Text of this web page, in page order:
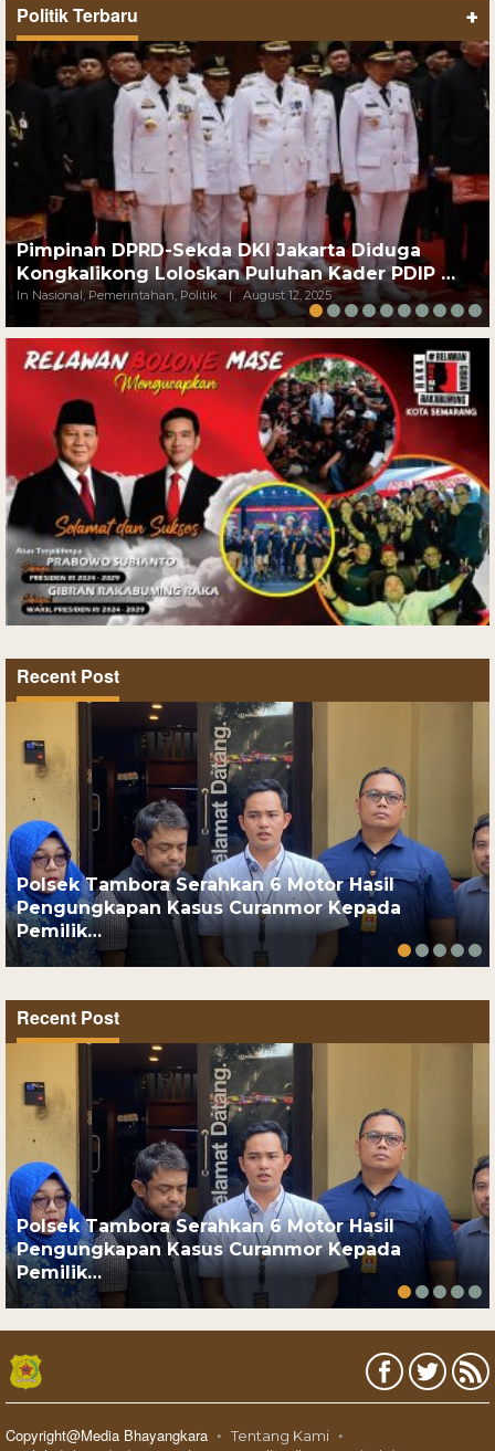
Politik Terbaru +
Pimpinan DPRD-Sekda DKI Jakarta Diduga
Kongkalikong Loloskan Puluhan Kader PDIP …
In Nasional, Pemerintahan, Politik | August 12, 2025
Recent Post
Polsek Tambora Serahkan 6 Motor Hasil
Pengungkapan Kasus Curanmor Kepada
Pemilik…
Recent Post
Polsek Tambora Serahkan 6 Motor Hasil
Pengungkapan Kasus Curanmor Kepada
Pemilik…
Copyright@Media Bhayangkara
Tentang Kami